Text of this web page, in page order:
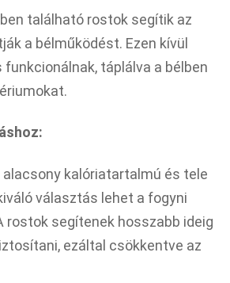
található rostok segítik az
a bélműködést. Ezen kívül
táplálva a bélben
kalóriatartalmú és tele
választás lehet a fogyni
rostok segítenek hosszabb ideig
ezáltal csökkentve az